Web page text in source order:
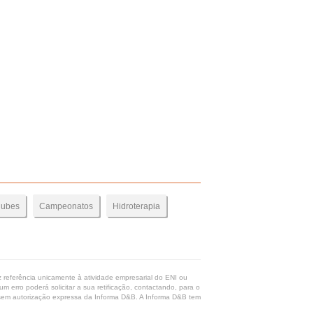
Campeonatos Hidroterapia
unicamente à atividade empresarial do ENI ou
erro poderá solicitar a sua retificação, contactando, para o
autorização expressa da Informa D&B. A Informa D&B tem